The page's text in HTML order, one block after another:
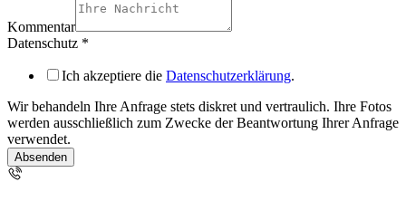
Kommentar
Datenschutz
Telefonnummer
Datenschutz *
Ich akzeptiere die Datenschutzerklärung.
Wir behandeln Ihre Anfrage stets diskret und vertraulich. Ihre Fotos
werden ausschließlich zum Zwecke der Beantwortung Ihrer Anfrage
verwendet.
Absenden